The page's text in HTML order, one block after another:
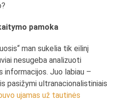
pamoka
man sukelia tik eilinį
nesugeba analizuoti
informacijos. Juo labiau –
pasižymi ultranacionalistiniais
ujamas už tautinės